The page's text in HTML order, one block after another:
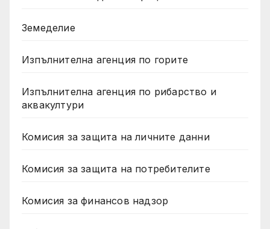
Земеделие
Изпълнителна агенция по горите
Изпълнителна агенция по рибарство и
аквакултури
Комисия за защита на личните данни
Комисия за защита на потребителите
Комисия за финансов надзор